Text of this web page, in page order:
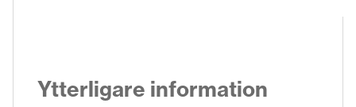
Ytterligare information